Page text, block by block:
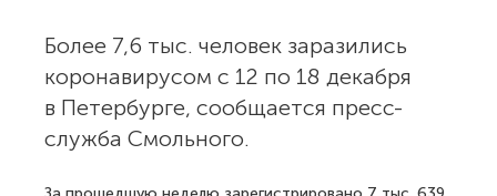
Более 7,6 тыс. человек заразились
коронавирусом с 12 по 18 декабря
в Петербурге, сообщается пресс-
служба Смольного.